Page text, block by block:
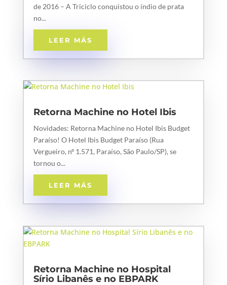
de 2016 – A Triciclo conquistou o índio de prata
no...
LEER MÁS
Retorna Machine no Hotel Ibis
Novidades: Retorna Machine no Hotel Ibis Budget
Paraíso! O Hotel Ibis Budget Paraíso (Rua
Vergueiro, nº 1.571, Paraíso, São Paulo/SP), se
tornou o...
LEER MÁS
Retorna Machine no Hospital
Sírio Libanês e no EBPARK